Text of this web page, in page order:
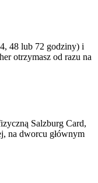
48 lub 72 godziny) i
otrzymasz od razu na
Salzburg Card,
na dworcu głównym